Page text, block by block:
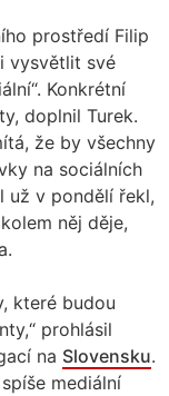
prostředí Filip
vysvětlit své
Konkrétní
doplnil Turek.
že by všechny
na sociálních
už v pondělí řekl,
něj děje,
které budou
prohlásil
na Slovensku.
mediální